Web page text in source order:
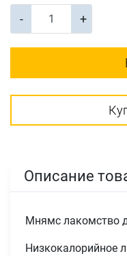
- +
Описание
Мнямс лакомство
Низкокалорийное